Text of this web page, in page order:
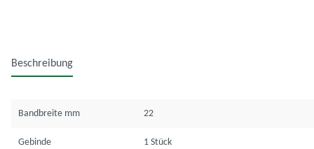
Beschreibung
Bandbreite mm 22
Gebinde 1 Stück